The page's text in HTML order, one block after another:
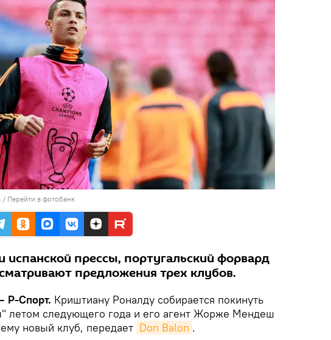
/ Перейти в фотобанк
прессы, португальский форвард
предложения трех клубов.
Р-Спорт. Криштиану Роналду собирается покинуть
летом следующего года и его агент Жорже Мендеш
новый клуб, передает Don Balon .